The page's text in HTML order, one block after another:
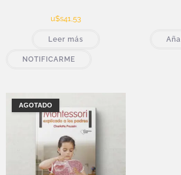
u$s41,53
Leer más
NOTIFICARME
AGOTADO